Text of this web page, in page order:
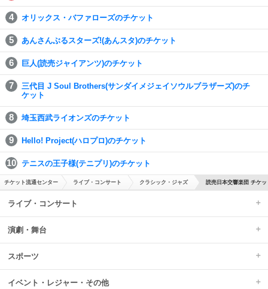
オリックス・バファローズのチケット
あんさんぶるスターズ!(あんスタ)のチケット
巨人(読売ジャイアンツ)のチケット
三代目 J Soul Brothers(サンダイメジェイソウルブラザーズ)のチ
ケット
埼玉西武ライオンズのチケット
Hello! Project(ハロプロ)のチケット
テニスの王子様(テニプリ)のチケット
チケット流通センター ライブ・コンサート クラシック・ジャズ 読売日本交響楽団 チケッ
ライブ・コンサート
演劇・舞台
スポーツ
イベント・レジャー・その他